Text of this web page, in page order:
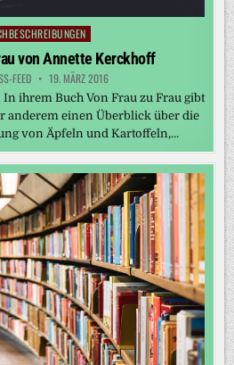
von Annette Kerckhoff
FEED 19. MÄRZ 2016
ihrem Buch Von Frau zu Frau gibt
anderem einen Überblick über die
von Äpfeln und Kartoffeln,…